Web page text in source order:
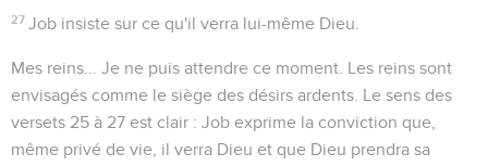
27 Job insiste sur ce qu'il verra lui-même Dieu.
Mes reins...
Je ne puis attendre ce moment. Les reins sont
envisagés comme le siège des désirs ardents. Le sens des
versets 25 à 27 est clair : Job exprime la conviction que,
même privé de vie, il verra Dieu et que Dieu prendra sa